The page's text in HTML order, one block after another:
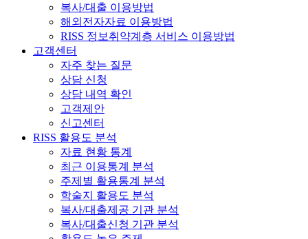
복사/대출 이용방법
해외전자자료 이용방법
RISS 정보취약계층 서비스 이용방법
고객센터
자주 찾는 질문
상담 신청
상담 내역 확인
고객제안
신고센터
RISS 활용도 분석
자료 현황 통계
최근 이용통계 분석
주제별 활용통계 분석
학술지 활용도 분석
복사/대출제공 기관 분석
복사/대출신청 기관 분석